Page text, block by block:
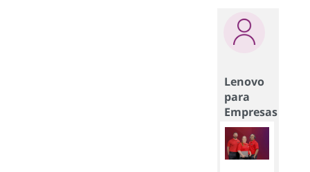
Lenovo
para
Empresas